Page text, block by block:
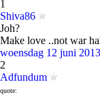
1
Shiva86
Joh?
Make love ..not war
woensdag 12 juni
2
Adfundum
quote: